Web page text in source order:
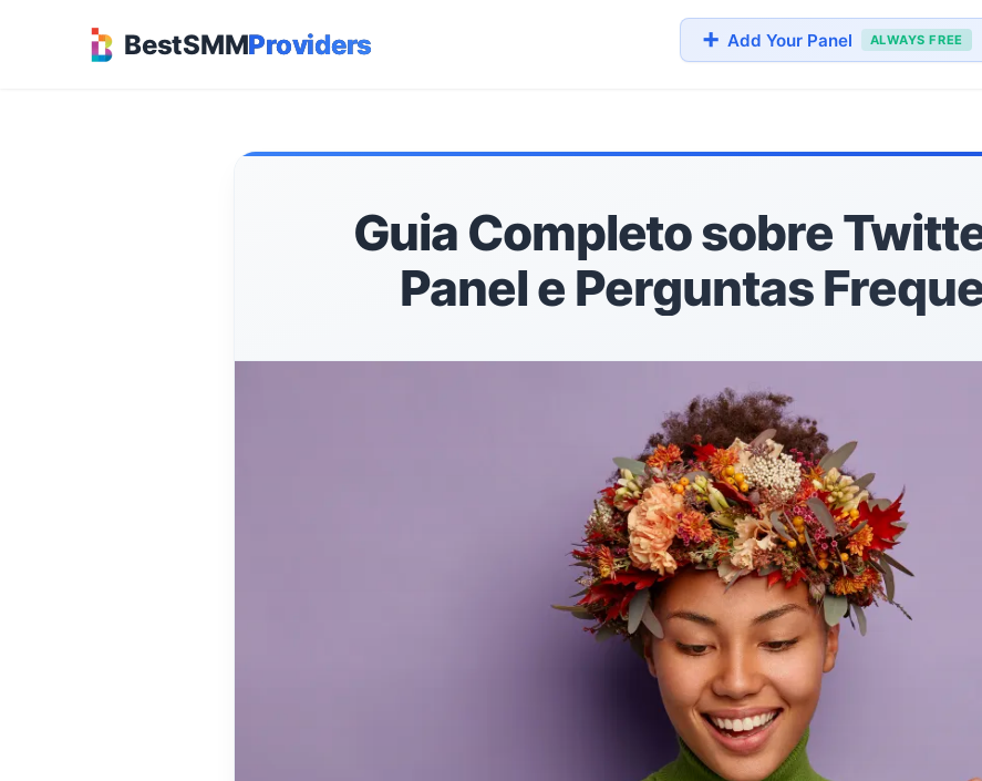
BestSMMProviders ➕ Add Your Panel ALWAYS FREE
Guia Completo sobre
Panel e Perguntas